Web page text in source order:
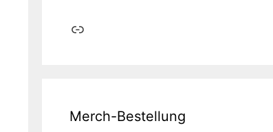
Link
Merch-Bestellung